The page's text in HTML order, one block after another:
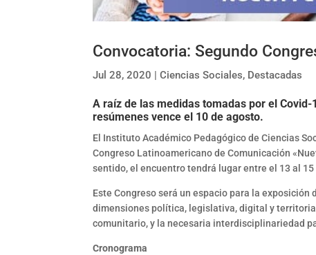
Convocatoria: Segundo
Jul 28, 2020 |Ciencias Sociales, Destacadas
A raíz de las medidas tomadas por el
resúmenes vence el 10 de agosto.
El Instituto Académico Pedagógico de Ciencias
Congreso Latinoamericano de Comunicación
sentido, el encuentro tendrá lugar entre el 13 al
Este Congreso será un espacio para la
dimensiones política, legislativa, digital y
comunitario, y la necesaria interdisciplinariedad
Cronograma